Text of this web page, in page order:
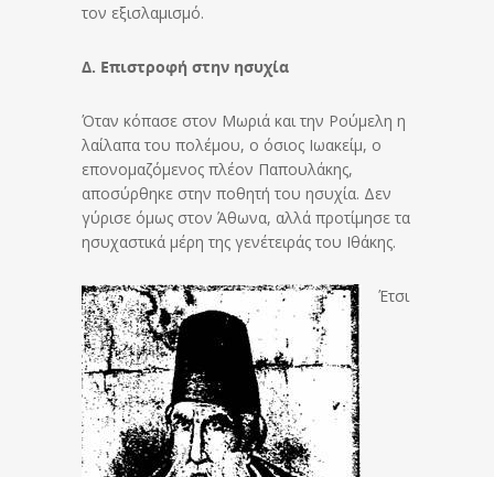
τον εξισλαμισμό.
Δ. Επιστροφή στην ησυχία
Όταν κόπασε στον Μωριά και την Ρούμελη η
λαίλαπα του πολέμου, ο όσιος Ιωακείμ, ο
επονομαζόμενος πλέον Παπουλάκης,
αποσύρθηκε στην ποθητή του ησυχία. Δεν
γύρισε όμως στον Άθωνα, αλλά προτίμησε τα
ησυχαστικά μέρη της γενέτειράς του Ιθάκης.
Έτσι